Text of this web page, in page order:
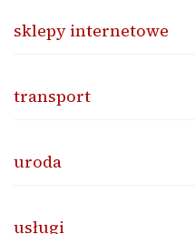
sklepy internetowe
transport
uroda
usługi